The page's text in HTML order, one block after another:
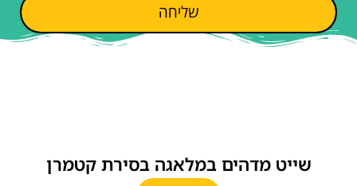
שליחה
שייט מדהים במלאגה בסירת קטמרן